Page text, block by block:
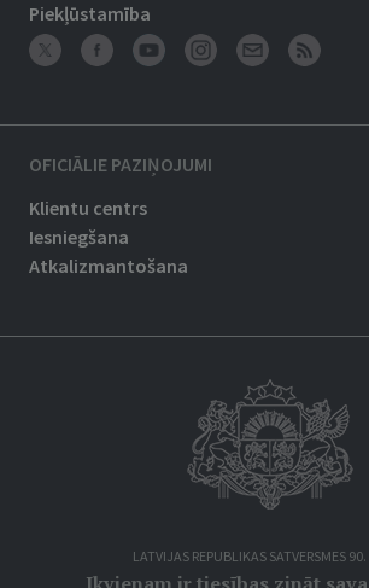
Piekļūstamība
OFICIĀLIE PAZIŅOJUMI
Klientu centrs
Iesniegšana
Atkalizmantošana
LATVIJAS REPUBLIKAS SATVERSMES